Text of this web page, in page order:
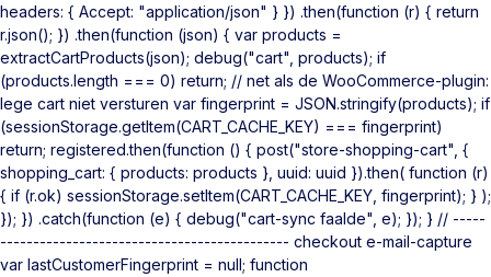
headers: { Accept: "application/json" } }) .then(function (r) { return
r.json(); }) .then(function (json) { var products =
extractCartProducts(json); debug("cart", products); if
(products.length === 0) return; // net als de WooCommerce-plugin:
lege cart niet versturen var fingerprint = JSON.stringify(products); if
(sessionStorage.getItem(CART_CACHE_KEY) === fingerprint)
return; registered.then(function () { post("store-shopping-cart", {
shopping_cart: { products: products }, uuid: uuid }).then( function (r)
{ if (r.ok) sessionStorage.setItem(CART_CACHE_KEY, fingerprint); } );
}); }) .catch(function (e) { debug("cart-sync faalde", e); }); } // -----
-------------------------------------------- checkout e-mail-capture
var lastCustomerFingerprint = null; function